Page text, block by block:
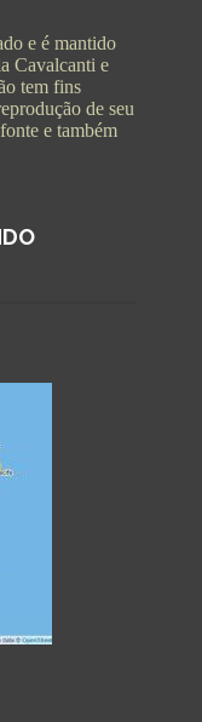
e é mantido
Cavalcanti e
tem fins
de seu
e também